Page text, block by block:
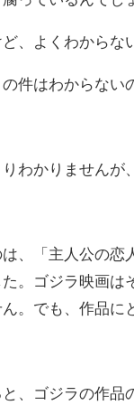
ど、よくわからな
件はわからない
わかりませんが
、「主人公の恋
。ゴジラ映画は
。でも、作品に
、ゴジラの作品